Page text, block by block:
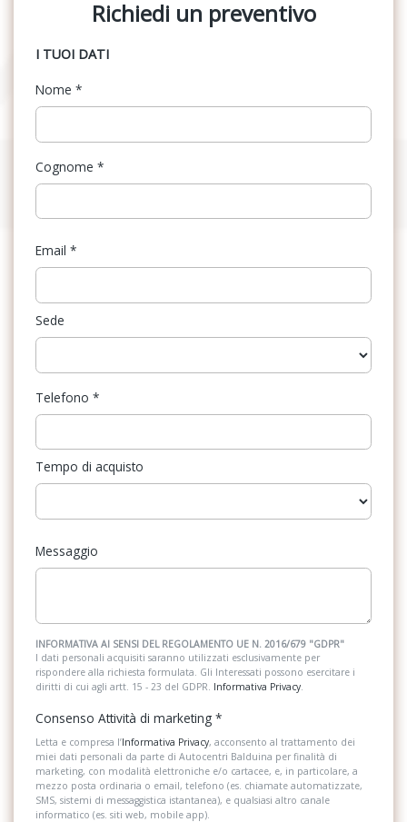
Richiedi un preventivo
I TUOI DATI
Nome *
Cognome *
Email *
Sede
Telefono *
Tempo di acquisto
Messaggio
INFORMATIVA AI SENSI DEL REGOLAMENTO UE N. 2016/679 "GDPR"
I dati personali acquisiti saranno utilizzati esclusivamente per
rispondere alla richiesta formulata. Gli Interessati possono esercitare i
diritti di cui agli artt. 15 - 23 del GDPR. Informativa Privacy
Consenso Attività di marketing *
Letta e compresa l’Informativa Privacy, acconsento al trattamento dei
miei dati personali da parte di Autocentri Balduina per finalità di
marketing, con modalità elettroniche e/o cartacee, e, in particolare, a
mezzo posta ordinaria o email, telefono (es. chiamate automatizzate,
SMS, sistemi di messaggistica istantanea), e qualsiasi altro canale
informatico (es. siti web, mobile app).